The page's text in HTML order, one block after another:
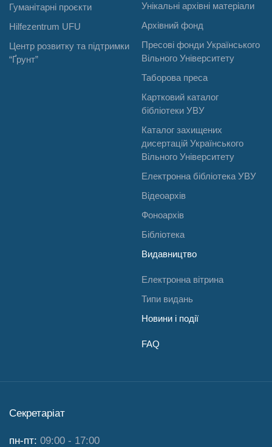
Гуманітарні проєкти
Hilfezentrum UFU
Центр розвитку та підтримки
“Ґрунт”
Унікальні архівні матеріали
Архівний фонд
Пресові фонди Українського
Вільного Університету
Таборова преса
Картковий каталог
бібліотеки УВУ
Каталог захищених
дисертацій Українського
Вільного Університету
Електронна бібліотека УВУ
Відеоархів
Фоноархів
Бібліотека
Видавництво
Електронна вітрина
Типи видань
Новини і події
FAQ
Секретаріат
пн-пт: 09:00 - 17:00